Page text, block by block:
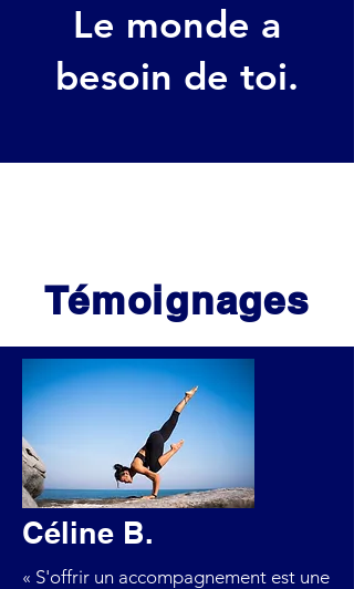
Le monde a
besoin de toi.
Témoignages
Céline B.
« S'offrir un accompagnement est une